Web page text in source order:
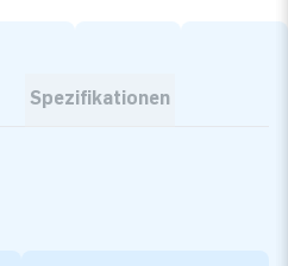
Spezifikationen